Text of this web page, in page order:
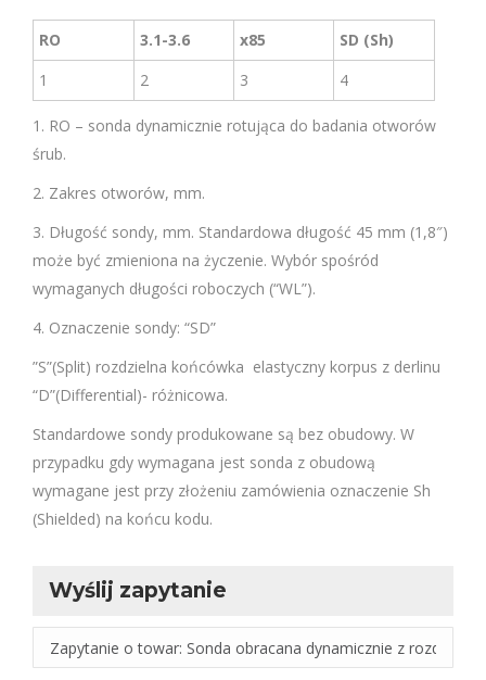
RO 3.1-3.6 x85
SD (Sh)
1
2 3 4
1. RO – sonda dynamicznie rotująca do badania otworów
śrub.
2. Zakres otworów, mm.
3. Długość sondy, mm. Standardowa długość 45 mm (1,8″)
może być zmieniona na życzenie. Wybór spośród
wymaganych długości roboczych (“WL”).
4. Oznaczenie sondy: “SD”
”S”(Split) rozdzielna końcówka elastyczny korpus z derlinu
“D”(Differential)- różnicowa.
Standardowe sondy produkowane są bez obudowy. W
przypadku gdy wymagana jest sonda z obudową
wymagane jest przy złożeniu zamówienia oznaczenie Sh
(Shielded) na końcu kodu.
Wyślij zapytanie